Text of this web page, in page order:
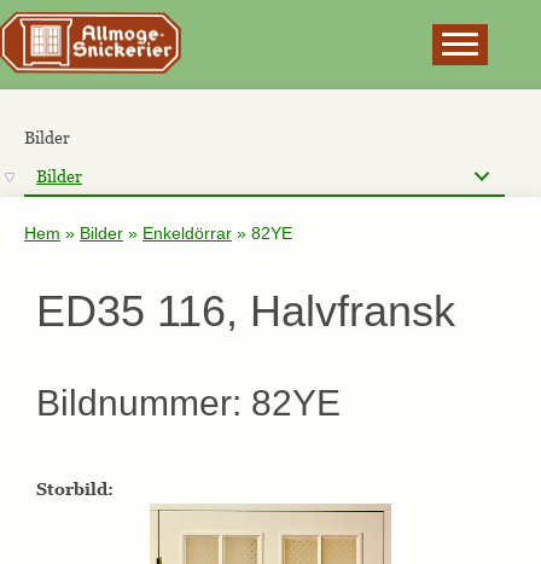
Bilder
Bilder
Hem » Bilder » Enkeldörrar » 82YE
ED35 116, Halvfransk
Bildnummer: 82YE
Storbild: